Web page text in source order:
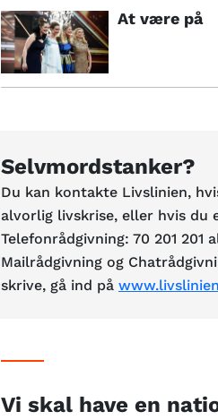
At være på
Selvmordstanker?
Du kan kontakte Livslinien,
alvorlig livskrise, eller hvis
Telefonrådgivning: 70 201
Mailrådgivning og
skrive, gå ind på
Vi skal have en